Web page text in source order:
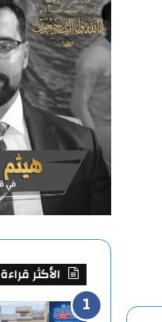
الأكثر قراءة